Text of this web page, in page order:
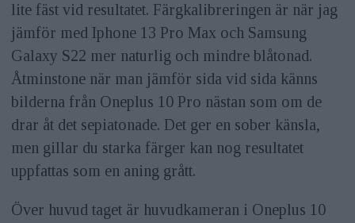
lite fäst vid resultatet. Färgkalibreringen är när jag
jämför med Iphone 13 Pro Max och Samsung
Galaxy S22 mer naturlig och mindre blåtonad.
Åtminstone när man jämför sida vid sida känns
bilderna från Oneplus 10 Pro nästan som om de
drar åt det sepiatonade. Det ger en sober känsla,
men gillar du starka färger kan nog resultatet
uppfattas som en aning grått.
Över huvud taget är huvudkameran i Oneplus 10